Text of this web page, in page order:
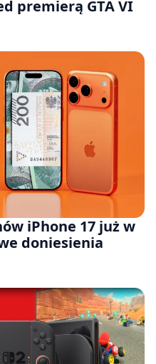
premierą GTA VI
iPhone 17 już w
doniesienia